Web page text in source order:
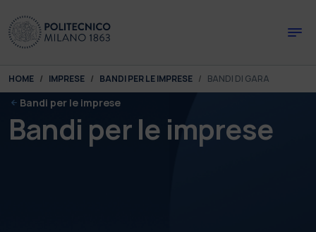
You are here:
HOME IMPRESE BANDI PER LE IMPRESE BANDI DI GARA
Bandi per le imprese
Bandi per le imprese